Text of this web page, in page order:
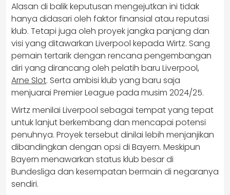
Alasan di balik keputusan mengejutkan ini tidak
hanya didasari oleh faktor finansial atau reputasi
klub. Tetapi juga oleh proyek jangka panjang dan
visi yang ditawarkan Liverpool kepada Wirtz. Sang
pemain tertarik dengan rencana pengembangan
diri yang dirancang oleh pelatih baru Liverpool,
Arne Slot. Serta ambisi klub yang baru saja
menjuarai Premier League pada musim 2024/25.
Wirtz menilai Liverpool sebagai tempat yang tepat
untuk lanjut berkembang dan mencapai potensi
penuhnya. Proyek tersebut dinilai lebih menjanjikan
dibandingkan dengan opsi di Bayern. Meskipun
Bayern menawarkan status klub besar di
Bundesliga dan kesempatan bermain di negaranya
sendiri.